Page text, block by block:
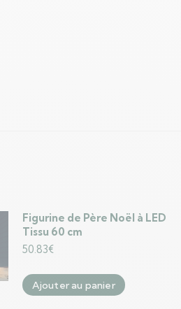
Figurine de Père Noël à LED
Tissu 60 cm
50.83€
Ajouter au panier